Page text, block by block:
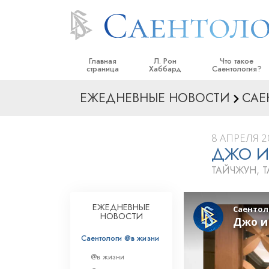
Главная
страница
Л. Рон
Хаббард
Что такое
Саентология?
Верования и
Что саентологи
Саентологии
Внутри церкви
Основные
Введение в
ЕЖЕДНЕВНЫЕ НОВОСТИ
8 АПРЕЛЯ
ДЖО
ТАЙЧЖУН,
ЕЖЕДНЕВНЫЕ
НОВОСТИ
Саентологи @в жизни
@в жизни